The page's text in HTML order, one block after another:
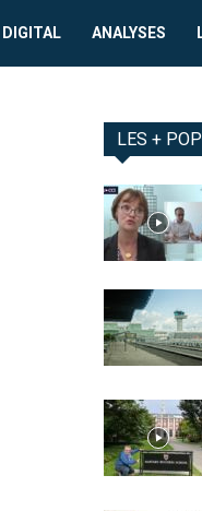
DIGITAL ANALYSES
LES +